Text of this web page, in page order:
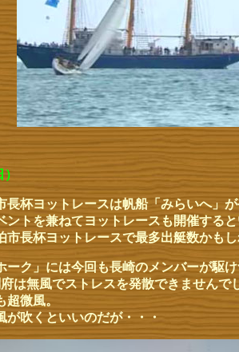
）
長杯ヨットレースは帆船「みらいへ」
ントを兼ねてヨットレースも開催する
市長杯ヨットレースで最多出艇数かも
ーク」には今回も長崎のメンバーが駆
は無風でストレスを発散できませんで
超微風。
が吹くといいのだが・・・